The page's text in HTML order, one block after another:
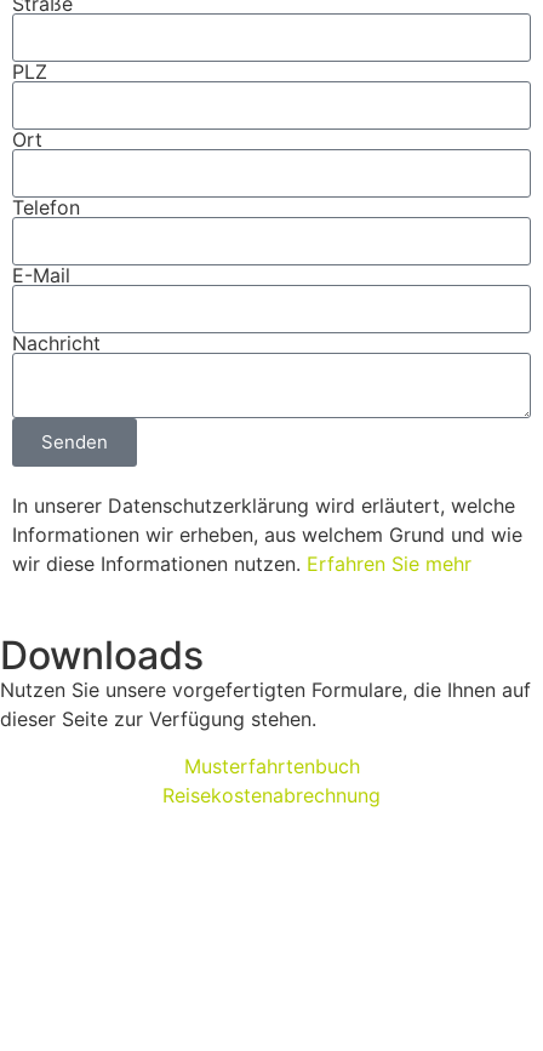
PLZ
Ort
Telefon
E-Mail
Nachricht
Senden
In unserer Datenschutzerklärung wird erläutert, welche
Informationen wir erheben, aus welchem Grund und wie
wir diese Informationen nutzen. Erfahren Sie mehr
Downloads
Nutzen Sie unsere vorgefertigten Formulare, die Ihnen auf
dieser Seite zur Verfügung stehen.
Musterfahrtenbuch
Reisekostenabrechnung